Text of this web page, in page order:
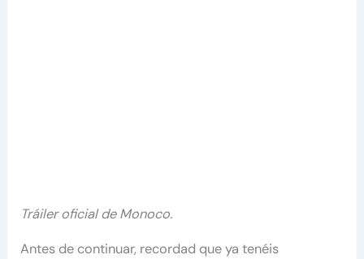
Tráiler oficial de Monoco.
Antes de continuar, recordad que ya tenéis